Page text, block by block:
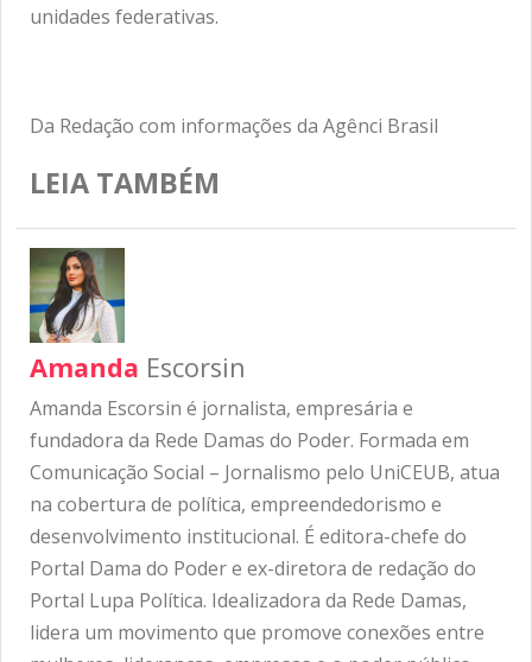
unidades federativas.
Da Redação com informações da Agênci Brasil
LEIA TAMBÉM
Amanda Escorsin
Amanda Escorsin é jornalista, empresária e
fundadora da Rede Damas do Poder. Formada em
Comunicação Social – Jornalismo pelo UniCEUB, atua
na cobertura de política, empreendedorismo e
desenvolvimento institucional. É editora-chefe do
Portal Dama do Poder e ex-diretora de redação do
Portal Lupa Política. Idealizadora da Rede Damas,
lidera um movimento que promove conexões entre